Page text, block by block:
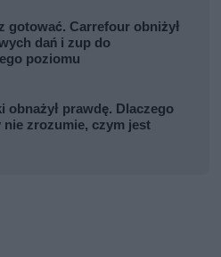
gotować. Carrefour obniżył
dań i zup do
poziomu
obnażył prawdę. Dlaczego
nie zrozumie, czym jest